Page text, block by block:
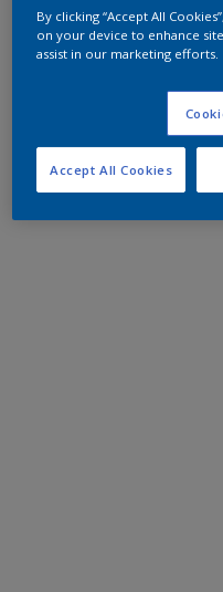
By clicking “Accept All
on your device to enhance
assist in our marketing efforts.
Accept All Cookies